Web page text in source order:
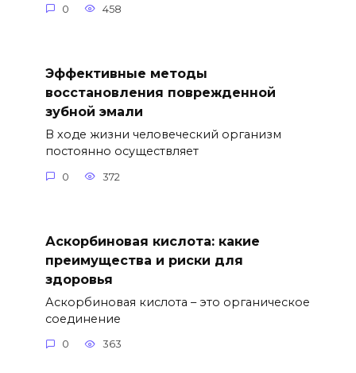
0 458
Эффективные методы
восстановления поврежденной
зубной эмали
В ходе жизни человеческий организм
постоянно осуществляет
0 372
Аскорбиновая кислота: какие
преимущества и риски для
здоровья
Аскорбиновая кислота – это органическое
соединение
0 363